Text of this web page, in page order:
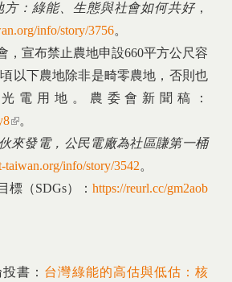
方：綠能、生態與社會如何共好，
info/story/3756。
，宣布禁止農地申設660平方公尺容
以下農地除非是畸零農地，否則也
電用地。農委會新聞稿：
(link is external)
。
來發電，公民電廠為社區賺第一桶
taiwan.org/info/story/3542。
標（SDGs）： https://reurl.cc/gm2aob
書： 台灣綠能的高估與低估：核